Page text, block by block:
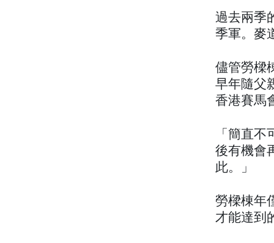
過去兩季
季軍。麥
儘管勞樑
早年隨父
香港賽馬
「簡直
後有機會
此。」
勞樑棟年
才能達到